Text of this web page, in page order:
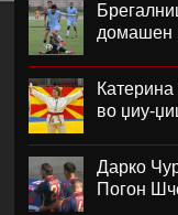
домашен
во џиу-
Дарко
Погон